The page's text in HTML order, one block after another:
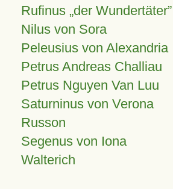
Rufinus „der
Nilus von Sora
Peleusius von Alexandria
Petrus Andreas Challiau
Petrus Nguyen Van Luu
Saturninus von Verona
Russon
Segenus von Iona
Walterich